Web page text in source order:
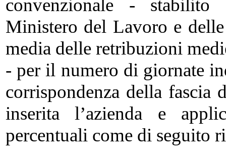
convenzionale - stabilito
Ministero del Lavoro e
media delle retribuzioni
- per il numero di giornate
corrispondenza della
inserita l’azienda e
percentuali come di seguito